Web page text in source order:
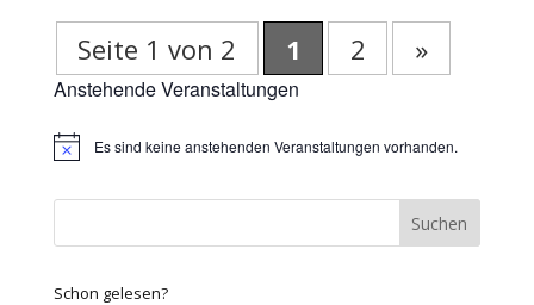
Seite 1 von 2 1 2 »
Anstehende Veranstaltungen
HinweisEs sind keine anstehenden Veranstaltungen vorhanden.
Schon gelesen?